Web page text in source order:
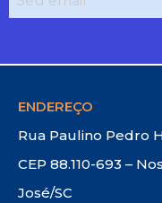
ENDEREÇO
Rua Paulino Pedro
CEP 88.110-693 –
José/SC